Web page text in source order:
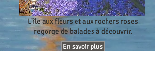
L'île aux fleurs et aux rochers roses
regorgede balades à découvrir.
En savoir plus